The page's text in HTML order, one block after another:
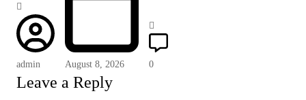
admin August 8, 2026 0
Leave a Reply